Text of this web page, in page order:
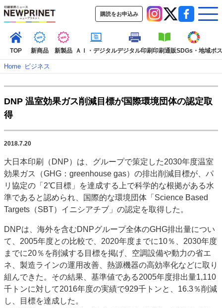
購読をお申込み
TOP 新商品 新製品 ＡＩ・デジタルデジタル印刷印刷通販SDGs・地域ポ
SDGs・地域
ポストプレス イベント 信用情報
業界
市場・統計
人事・移転・異動・訃報
特集記事カテゴリー一覧
特集・デジタル印刷 アイデアで勝負！ ～多様なビジネス・多彩な商材～
JAPAN PACK 2023 特集
中古印刷機・製本機特集
2022 検査・校正特集
特集・デジタル印刷 ～ 新成長軌道を描く
案内
発刊案内
JFPI印刷用語集
Home–ビジネス
DNP 温室効果ガス削減目標が国際環境団体の認定取
得
2018.7.20
大日本印刷（DNP）は、グループで策定した2030年度温室
効果ガス（GHG：greenhouse gas）の排出削減目標が、パ
リ協定の「2℃目標」を達成する上で科学的な根拠がある水
準であると認められ、国際的な環境団体「Science Based
Targets（SBT）イニシアチブ」の認定を取得した。
DNPは、海外を含むDNPグループ全体のGHG排出量につい
て、2005年度との比較で、2020年度までに10％、2030年度
までに20％を削減する目標を掲げ、空調設備や動力の省エ
ネ、製造ラインの運用改善、熱源機器の高効率化などに取り
組んできた。その結果、基準値である2005年度排出量1,110
千トンに対して2016年度の実績で929千トンと、16.3％削減
し、目標を達成した。